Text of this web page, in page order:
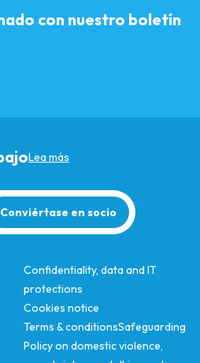
con nuestro boletín
Lea más
Conviértase en socio
Confidentiality, data and IT
protections
Cookies notice
Terms & conditionsSafeguarding
Policy on domestic violence,